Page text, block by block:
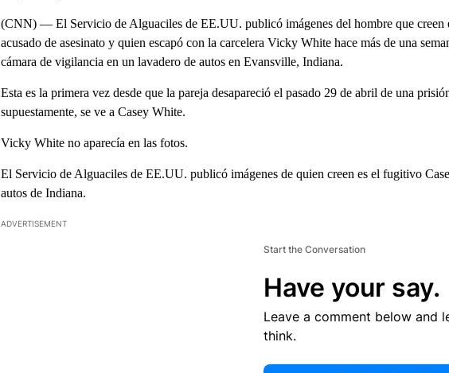
(CNN) — El Servicio de Alguaciles de EE.UU. publicó imágenes del hombre que creen
acusado de asesinato y quien escapó con la carcelera Vicky White hace más de una
cámara de vigilancia en un lavadero de autos en Evansville, Indiana.
Esta es la primera vez desde que la pareja desapareció el pasado 29 de abril de una
supuestamente, se ve a Casey White.
Vicky White no aparecía en las fotos.
El Servicio de Alguaciles de EE.UU. publicó imágenes de quien creen es el fugitivo
autos de Indiana.
ADVERTISEMENT
Start the Conversation
Have your say.
Leave a comment below and
think.